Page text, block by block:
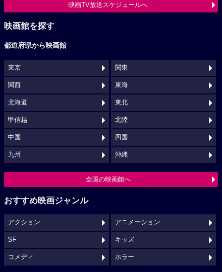
映画TV放送スケジュールへ
映画館を探す
都道府県から映画館
東京 関東
関西 東海
北海道 東北
甲信越 北陸
中国 四国
九州 沖縄
全国の映画館へ
おすすめ映画ジャンル
アクション アニメーション
SF キッズ
コメディ ホラー